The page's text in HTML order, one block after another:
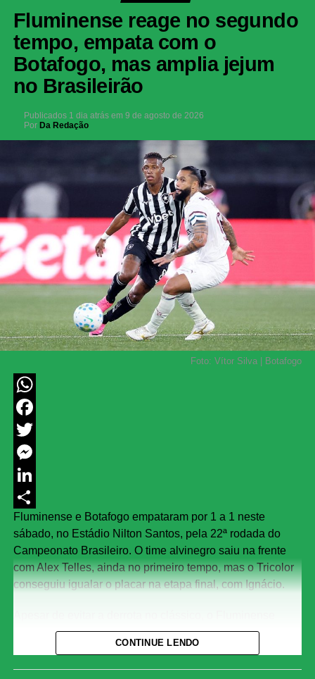
Fluminense reage no segundo
tempo, empata com o
Botafogo, mas amplia jejum
no Brasileirão
Publicados 1 dia atrás em 9 de agosto de 2026
Por Da Redação
Foto: Vítor Silva | Botafogo
WhatsApp
Facebook
Twitter
Messenger
LinkedIn
Share
Fluminense e Botafogo empataram por 1 a 1 neste
sábado, no Estádio Nilton Santos, pela 22ª rodada do
Campeonato Brasileiro. O time alvinegro saiu na frente
com Alex Telles, ainda no primeiro tempo, mas o Tricolor
conseguiu igualar o placar na etapa final, com Ignácio.
chegou ao sexto jogo consecutivo sem vencer no
Brasileirão. Considerando também as demais
CONTINUE LENDO